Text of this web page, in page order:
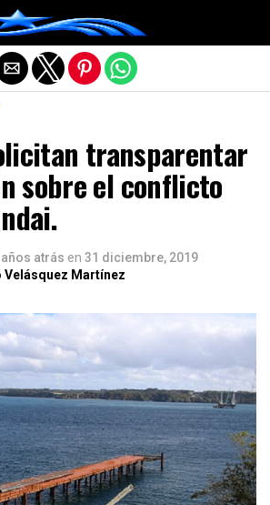
transparentar
sobre el conflicto
años atrás en 31 diciembre, 2019
Velásquez Martínez
de la versión móvil